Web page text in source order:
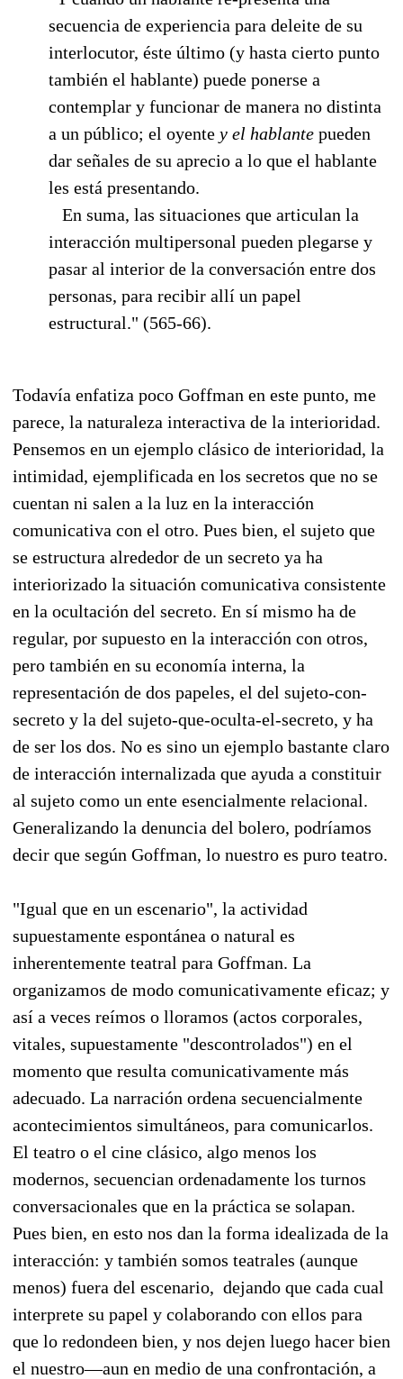
secuencia de experiencia para deleite de su
interlocutor, éste último (y hasta cierto punto
también el hablante) puede ponerse a
contemplar y funcionar de manera no distinta
a un público; el oyente y el hablante pueden
dar señales de su aprecio a lo que el hablante
les está presentando.
En suma, las situaciones que articulan la
interacción multipersonal pueden plegarse y
pasar al interior de la conversación entre dos
personas, para recibir allí un papel
estructural." (565-66).
Todavía enfatiza poco Goffman en este punto, me
parece, la naturaleza interactiva de la interioridad.
Pensemos en un ejemplo clásico de interioridad, la
intimidad, ejemplificada en los secretos que no se
cuentan ni salen a la luz en la interacción
comunicativa con el otro. Pues bien, el sujeto que
se estructura alrededor de un secreto ya ha
interiorizado la situación comunicativa consistente
en la ocultación del secreto. En sí mismo ha de
regular, por supuesto en la interacción con otros,
pero también en su economía interna, la
representación de dos papeles, el del sujeto-con-
secreto y la del sujeto-que-oculta-el-secreto, y ha
de ser los dos. No es sino un ejemplo bastante claro
de interacción internalizada que ayuda a constituir
al sujeto como un ente esencialmente relacional.
Generalizando la denuncia del bolero, podríamos
decir que según Goffman, lo nuestro es puro teatro.
"Igual que en un escenario", la actividad
supuestamente espontánea o natural es
inherentemente teatral para Goffman. La
organizamos de modo comunicativamente eficaz; y
así a veces reímos o lloramos (actos corporales,
vitales, supuestamente "descontrolados") en el
momento que resulta comunicativamente más
adecuado. La narración ordena secuencialmente
acontecimientos simultáneos, para comunicarlos.
El teatro o el cine clásico, algo menos los
modernos, secuencian ordenadamente los turnos
conversacionales que en la práctica se solapan.
Pues bien, en esto nos dan la forma idealizada de la
interacción: y también somos teatrales (aunque
menos) fuera del escenario, dejando que cada cual
interprete su papel y colaborando con ellos para
que lo redondeen bien, y nos dejen luego hacer bien
el nuestro—aun en medio de una confrontación, a